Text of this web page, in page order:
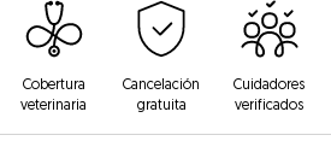
Cobertura
veterinaria
Cancelación
gratuita
Cuidadores
verificados